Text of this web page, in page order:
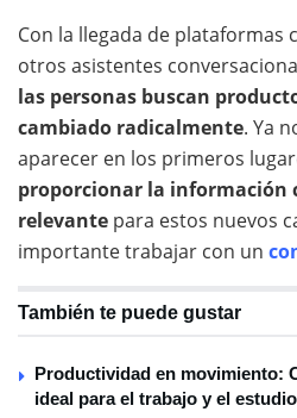
Con la llegada de plataformas
otros asistentes
las personas buscan
cambiado radicalmente. Ya
aparecer en los primeros
proporcionar la información
relevante para estos nuevos
importante trabajar con un
También te puede gustar
Productividad en movimiento:
ideal para el trabajo y el